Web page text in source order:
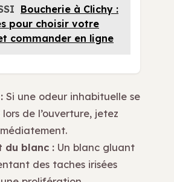
Boucherie à Clichy :
pour choisir votre
commander en ligne
Si une odeur inhabituelle se
de l’ouverture, jetez
du blanc : Un blanc gluant
des taches irisées